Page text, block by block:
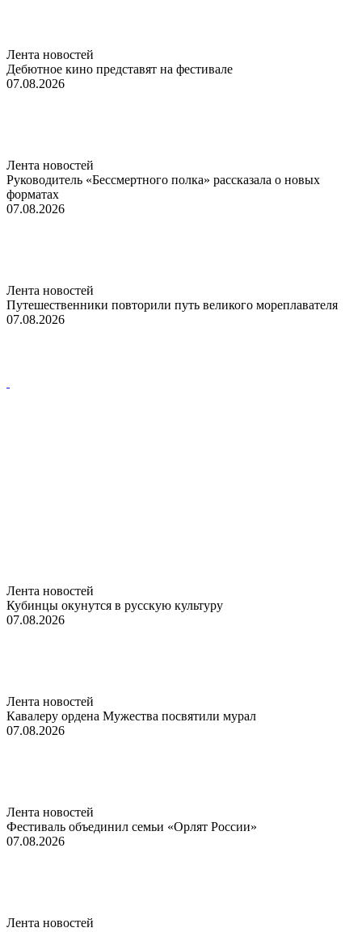
Лента новостей
Дебютное кино представят на фестивале
07.08.2026
Лента новостей
Руководитель «Бессмертного полка» рассказала о новых
форматах
07.08.2026
Лента новостей
Путешественники повторили путь великого мореплавателя
07.08.2026
Лента новостей
Кубинцы окунутся в русскую культуру
07.08.2026
Лента новостей
Кавалеру ордена Мужества посвятили мурал
07.08.2026
Лента новостей
Фестиваль объединил семьи «Орлят России»
07.08.2026
Лента новостей